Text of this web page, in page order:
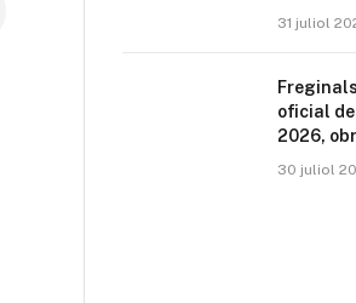
31 juliol
oficial
2026,
30 juliol